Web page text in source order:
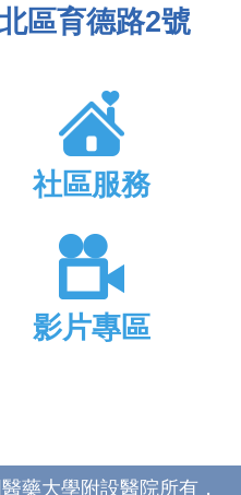
區育德路2號
社區服務
影片專區
藥大學附設醫院所有，